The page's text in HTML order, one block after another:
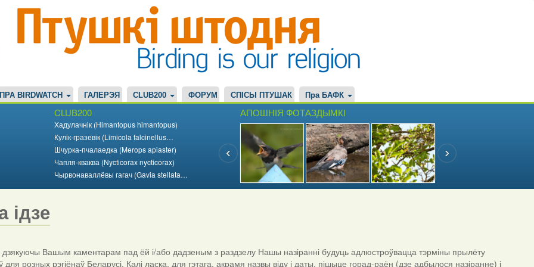
ПРА BIRDWATCH ГАЛЕРЭЯ CLUB200 ФОРУМ СПІСЫ ПТУШАК Пра БАФК
CLUB200
Хадулачнік (Himantopus himantopus)
Кулік-гразевік (Limicola falcinellus…
Шчурка-пчалаедка (Merops apiaster)
Чапля-кваква (Nycticorax nycticorax)
Чырвонаваллёвы гагач (Gavia stellata…
АПОШНІЯ ФОТАЗДЫМКІ
ідзе
Вашым каментарам пад ёй і/або дадзеным з раздзелу Нашы назіранні будуць адлюстроўвацца тэрміны прылёту
для розных рэгіёнаў Беларусі. Калі ласка, для гэтага, акрамя назвы віду і даты, пішыце горад-раён (дзе адбылося назіранне) і